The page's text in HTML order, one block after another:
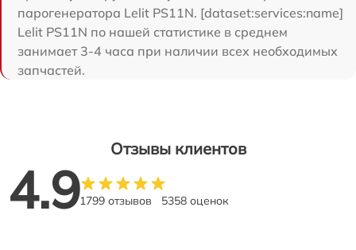
парогенератора Lelit PS11N. [dataset:services:name]
Lelit PS11N по нашей статистике в среднем
занимает 3-4 часа при наличии всех необходимых
запчастей.
Отзывы клиентов
4.91799 отзывов 5358 оценок